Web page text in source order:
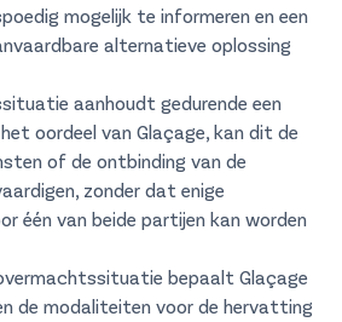
mogelijk te informeren en een
alternatieve oplossing
aanhoudt gedurende een
oordeel van Glaçage, kan dit de
of de ontbinding van de
zonder dat enige
één van beide partijen kan worden
bepaalt Glaçage
de modaliteiten voor de hervatting